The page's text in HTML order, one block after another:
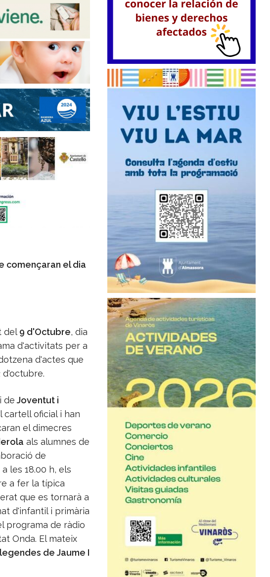
començaran el dia
del9 d'Octubre, dia
d'activitats per a
d'actes que
d'octubre.
de Joventut i
cartell oficial i han
el dimecres
als alumnes de
de
les 18.00 h, els
a fer la típica
que es tornarà a
d'infantil i primària
programa de ràdio
Onda. El mateix
de Jaume I